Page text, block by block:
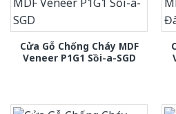
Cửa Gỗ Chống Cháy MDF
Veneer P1G1 Sồi-a-SGD